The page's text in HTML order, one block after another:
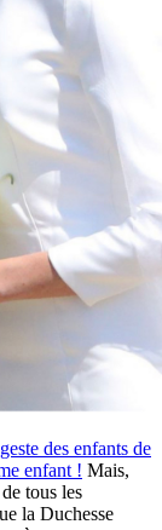
des enfants de
enfant ! Mais,
tous les
la Duchesse